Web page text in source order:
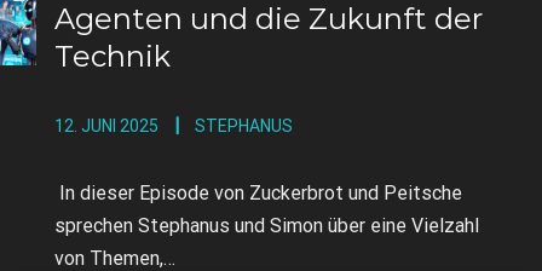
Agenten und die Zukunft der
Technik
12. JUNI 2025 STEPHANUS
In dieser Episode von Zuckerbrot und Peitsche
sprechen Stephanus und Simon über eine Vielzahl
von Themen,…